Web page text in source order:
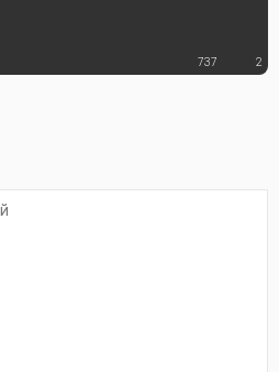
737 2